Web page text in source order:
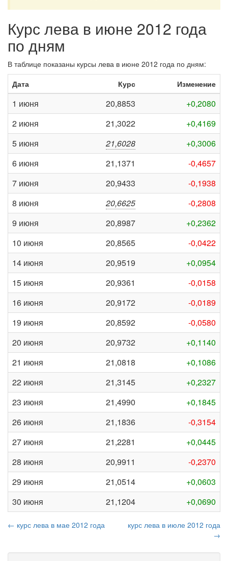
Курс лева в июне 2012 года
по дням
В таблице показаны курсы лева в июне 2012 года по дням:
Дата
Курс Изменение
1 июня 20,8853
+0,2080
2 июня
21,3022
+0,4169
5 июня
21,6028
+0,3006
6 июня
21,1371
-0,4657
7 июня
20,9433
-0,1938
8 июня
20,6625
-0,2808
9 июня
20,8987
+0,2362
10 июня
20,8565
-0,0422
14 июня
20,9519
+0,0954
15 июня
20,9361
-0,0158
16 июня
20,9172
-0,0189
19 июня
20,8592
-0,0580
20 июня
20,9732
+0,1140
21 июня
21,0818
+0,1086
22 июня
21,3145
+0,2327
23 июня
21,4990
+0,1845
26 июня
21,1836
-0,3154
27 июня
21,2281
+0,0445
28 июня
20,9911
-0,2370
29 июня
21,0514
+0,0603
30 июня
21,1204 +0,0690
← курс лева в мае 2012 года
курс лева в июле 2012 года
→